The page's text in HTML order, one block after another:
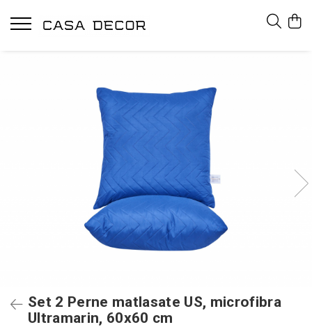
Set 2 Perne matlasate US, microfibra
Ultramarin, 60x60 cm